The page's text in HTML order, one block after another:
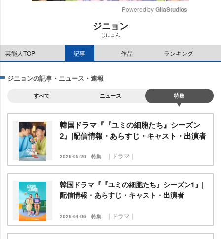
Powered by GliaStudios
ジニョン
じにょん
芸能人TOP 記事 作品 ランキング
ジニョンの記事・ニュース・速報
すべて ニュース 特集
韓国ドラマ『『ユミの細胞たち』シーズン
2』|配信情報・あらすじ・キャスト・出演者
2026-05-20 特集 ｜ドラマ｜
韓国ドラマ『『ユミの細胞たち』シーズン1』|
配信情報・あらすじ・キャスト・出演者
2026-04-06 特集 ｜ドラマ｜